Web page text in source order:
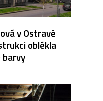
v Ostravě
oblékla
barvy